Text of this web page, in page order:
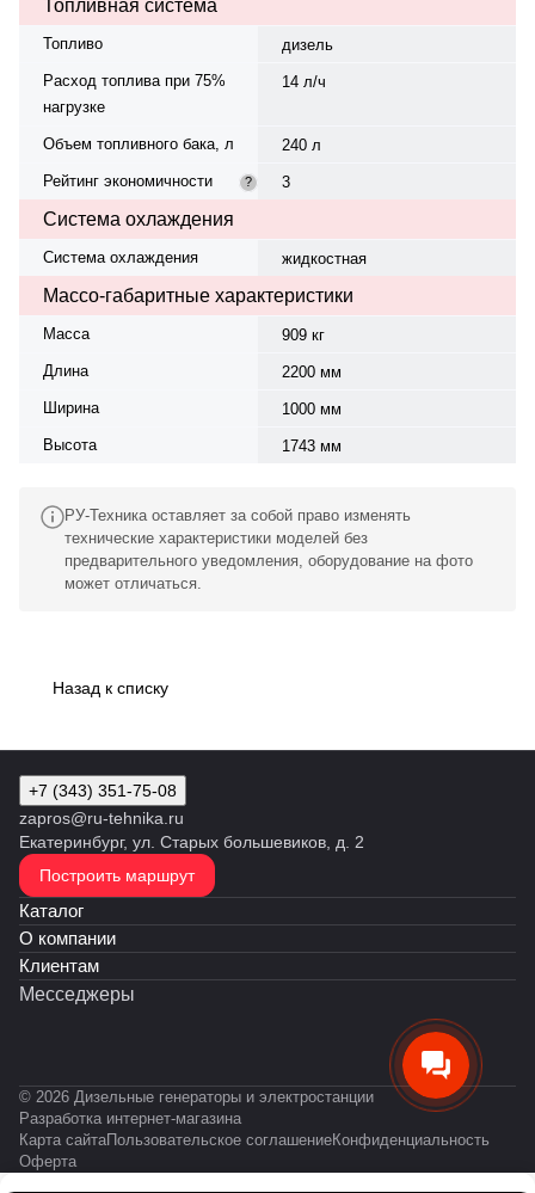
Топливная система
Топливо
дизель
Расход топлива при 75%
нагрузке
14 л/ч
Объем топливного бака, л
240 л
Рейтинг экономичности
? 3
Система охлаждения
Система охлаждения жидкостная
Массо-габаритные характеристики
Масса
909 кг
Длина
2200 мм
Ширина
1000 мм
Высота
1743 мм
РУ-Техника оставляет за собой право изменять
технические характеристики моделей без
предварительного уведомления, оборудование на фото
может отличаться.
Назад к списку
+7 (343) 351-75-08
zapros@ru-tehnika.ru
Екатеринбург, ул. Старых большевиков, д. 2
Построить маршрут
Каталог
О компании
Клиентам
Месседжеры
© 2026 Дизельные генераторы и электростанции
Разработка интернет-магазина
Карта сайтаПользовательское соглашениеКонфиденциальность
Оферта